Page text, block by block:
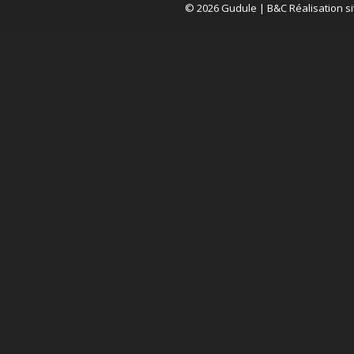
© 2026 Gudule | B&C Réalisation